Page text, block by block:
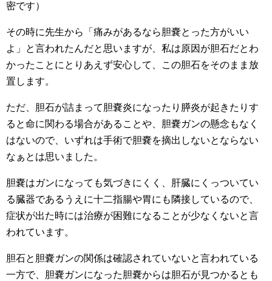
密です）
その時に先生から「痛みがあるなら胆嚢とった方がいい
よ」と言われたんだと思いますが、私は原因が胆石だとわ
かったことにとりあえず安心して、この胆石をそのまま放
置します。
ただ、胆石が詰まって胆嚢炎になったり膵炎が起きたりす
ると命に関わる場合があることや、胆嚢ガンの懸念もなく
はないので、いずれは手術で胆嚢を摘出しないとならない
なぁとは思いました。
胆嚢はガンになっても気づきにくく、肝臓にくっついてい
る臓器であるうえに十二指腸や胃にも隣接しているので、
症状が出た時には治療が困難になることが少なくないと言
われています。
胆石と胆嚢ガンの関係は確認されていないと言われている
一方で、胆嚢ガンになった胆嚢からは胆石が見つかるとも